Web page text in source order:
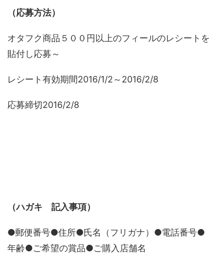
（応募方法）
オタフク商品５００円以上のフィールのレシートを
貼付し応募～
レシート有効期間2016/1/2～2016/2/8
応募締切2016/2/8
（ハガキ 記入事項）
●郵便番号●住所●氏名（フリガナ）●電話番号●
年齢●ご希望の賞品●ご購入店舗名